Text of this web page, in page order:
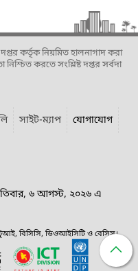
কর্তৃক নিয়মিত হালনাগাদ করা
করতে সংশ্লিষ্ট দপ্তর সর্বদা
সাইট-ম্যাপ
যোগাযোগ
৬ আগস্ট, ২০২৬ এ
বিসিসি, ডিওআইসিটি ও বেসিস।